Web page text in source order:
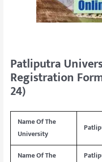
Patliputra
Registration
24)
Name Of The
University
Name Of The